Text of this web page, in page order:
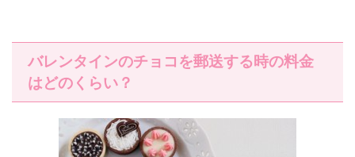
バレンタインのチョコを郵送する時の料金
はどのくらい？